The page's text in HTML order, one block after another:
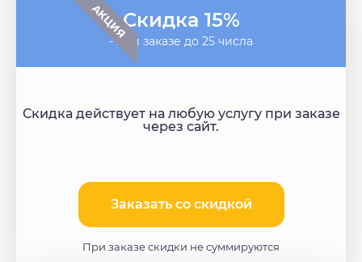
АКЦИЯСкидка 15%
- при заказе до 25 числа
Скидка действует на любую услугу при заказе
через сайт.
Заказать со скидкой
При заказе скидки не суммируются